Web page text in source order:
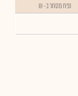
נפח מסחר ב- ₪